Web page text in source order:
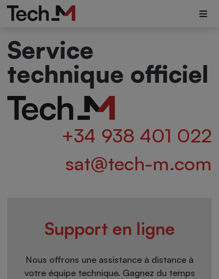
Service
technique officiel
+34 938 401 022
sat@tech-m.com
Support en ligne
Nous offrons une assistance à distance à
votre équipe technique. Gagnez du temps